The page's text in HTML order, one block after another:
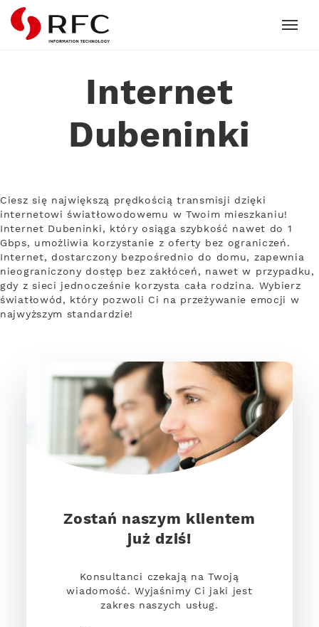
RFC
Internet
Dubeninki
Ciesz się największą prędkością transmisji dzięki
internetowi światłowodowemu w Twoim mieszkaniu!
Internet Dubeninki, który osiąga szybkość nawet do 1
Gbps, umożliwia korzystanie z oferty bez ograniczeń.
Internet, dostarczony bezpośrednio do domu, zapewnia
nieograniczony dostęp bez zakłóceń, nawet w przypadku,
gdy z sieci jednocześnie korzysta cała rodzina. Wybierz
światłowód, który pozwoli Ci na przeżywanie emocji w
najwyższym standardzie!
Zostań naszym klientem
już dziś!
Konsultanci czekają na Twoją
wiadomość. Wyjaśnimy Ci jaki jest
zakres naszych usług.